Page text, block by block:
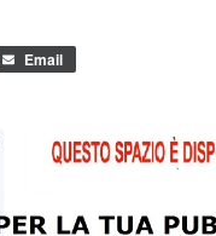
Email